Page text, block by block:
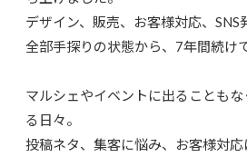
デザイン、販売、お客様対応、SNS
全部手探りの状態から、7年間続け
マルシェやイベントに出ることも
る日々。
投稿ネタ、集客に悩み、お客様対応